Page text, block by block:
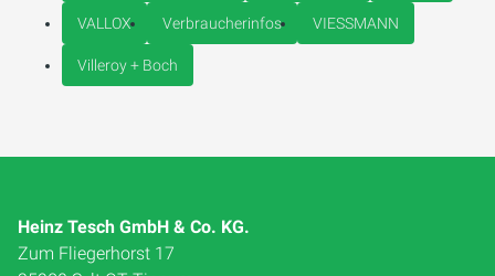
VALLOX Verbraucherinfos VIESSMANN
Villeroy + Boch
Heinz Tesch GmbH & Co. KG.
Zum Fliegerhorst 17